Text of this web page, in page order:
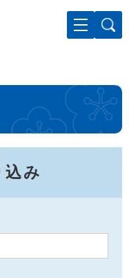
込み